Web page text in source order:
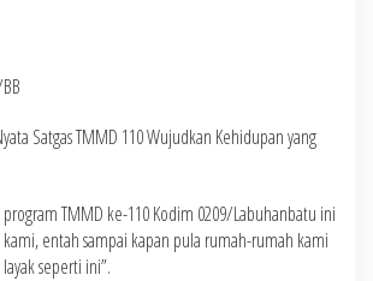
Satgas TMMD 110 Wujudkan Kehidupan yang
TMMD ke-110 Kodim 0209/Labuhanbatu ini
entah sampai kapan pula rumah-rumah kami
seperti ini”.